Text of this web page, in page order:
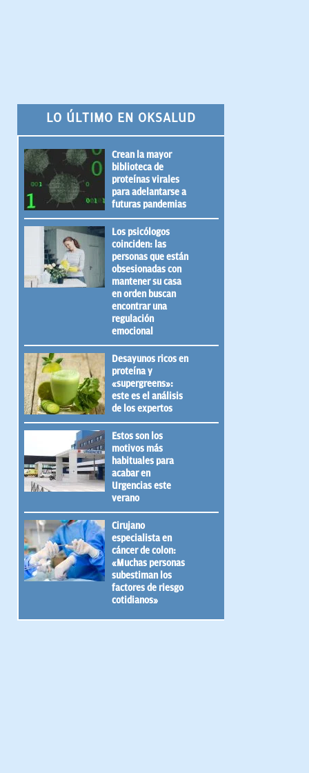
LO ÚLTIMO EN OKSALUD
Crean la mayor
biblioteca de
proteínas virales
para adelantarse a
futuras pandemias
Los psicólogos
coinciden: las
personas que están
obsesionadas con
mantener su casa
en orden buscan
encontrar una
regulación
emocional
Desayunos ricos en
proteína y
«supergreens»:
este es el análisis
de los expertos
Estos son los
motivos más
habituales para
acabar en
Urgencias este
verano
Cirujano
especialista en
cáncer de colon:
«Muchas personas
subestiman los
factores de riesgo
cotidianos»